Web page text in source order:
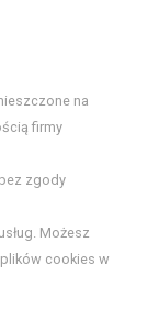
na
firmy
zgody
Możesz
cookies w